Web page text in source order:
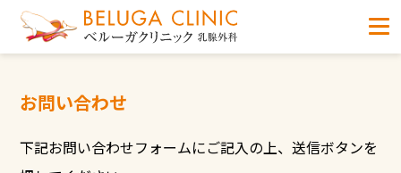
お問い合わせ
下記お問い合わせフォームにご記入の上、送信ボタンを